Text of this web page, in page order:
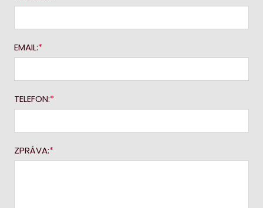
EMAIL:
TELEFON:
ZPRÁVA: